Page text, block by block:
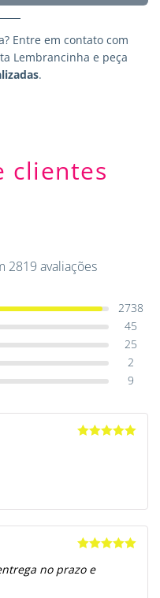
Entre em contato com
Lembrancinha e peça
.
clientes
2819 avaliações
2738
45
25
2
9
de 5
no prazo e